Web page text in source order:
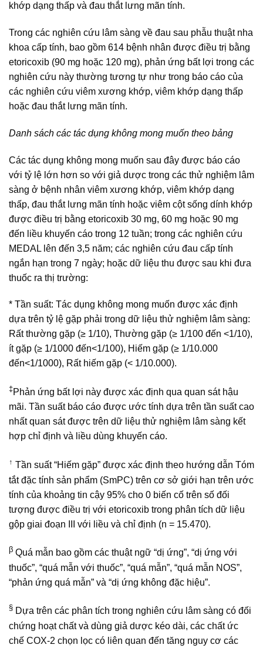
khớp dạng thấp và đau thắt lưng mãn tính.
Trong các nghiên cứu lâm sàng về đau sau phẫu thuật nha
khoa cấp tính, bao gồm 614 bệnh nhân được điều trị bằng
etoricoxib (90 mg hoặc 120 mg), phản ứng bất lợi trong các
nghiên cứu này thường tương tự như trong báo cáo của
các nghiên cứu viêm xương khớp, viêm khớp dạng thấp
hoặc đau thắt lưng mãn tính.
Danh sách các tác dụng không mong muốn theo bảng
Các tác dụng không mong muốn sau đây được báo cáo
với tỷ lệ lớn hơn so với giả dược trong các thử nghiệm lâm
sàng ở bệnh nhân viêm xương khớp, viêm khớp dạng
thấp, đau thắt lưng mãn tính hoặc viêm cột sống dính khớp
được điều trị bằng etoricoxib 30 mg, 60 mg hoặc 90 mg
đến liều khuyến cáo trong 12 tuần; trong các nghiên cứu
MEDAL lên đến 3,5 năm; các nghiên cứu đau cấp tính
ngắn hạn trong 7 ngày; hoặc dữ liệu thu được sau khi đưa
thuốc ra thị trường:
* Tần suất: Tác dụng không mong muốn được xác định
dựa trên tỷ lệ gặp phải trong dữ liệu thử nghiệm lâm sàng:
Rất thường gặp (≥ 1/10), Thường gặp (≥ 1/100 đến <1/10),
ít gặp (≥ 1/1000 đến<1/100), Hiếm gặp (≥ 1/10.000
đến<1/1000), Rất hiếm gặp (< 1/10.000).
‡Phản ứng bất lợi này được xác định qua quan sát hậu
mãi. Tần suất báo cáo được ước tính dựa trên tần suất cao
nhất quan sát được trên dữ liệu thử nghiệm lâm sàng kết
hợp chỉ định và liều dùng khuyến cáo.
↑ Tần suất “Hiếm gặp” được xác định theo hướng dẫn Tóm
tắt đặc tính sản phẩm (SmPC) trên cơ sở giới hạn trên ước
tính của khoảng tin cậy 95% cho 0 biến cố trên số đối
tượng được điều trị với etoricoxib trong phân tích dữ liệu
gộp giai đoạn III với liều và chỉ định (n = 15.470).
β Quá mẫn bao gồm các thuật ngữ “dị ứng”, “dị ứng với
thuốc”, “quá mẫn với thuốc”, “quá mẫn”, “quá mẫn NOS”,
“phản ứng quá mẫn” và “dị ứng không đặc hiệu”.
§ Dựa trên các phân tích trong nghiên cứu lâm sàng có đối
chứng hoạt chất và dùng giả dược kéo dài, các chất ức
chế COX-2 chọn lọc có liên quan đến tăng nguy cơ các